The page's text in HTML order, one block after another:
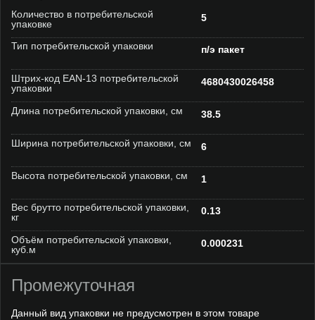
Количество в потребительской
упаковке
5
Тип потребительской упаковки п/э пакет
Штрих-код EAN-13 потребительской
упаковки
4680430026458
Длина потребительской упаковки, см 38.5
Ширина потребительской упаковки, см 6
Высота потребительской упаковки, см 1
Вес брутто потребительской упаковки,
кг
0.13
Объём потребительской упаковки,
куб.м
0.000231
Промежуточная
Данный вид упаковки не предусмотрен в этом товаре